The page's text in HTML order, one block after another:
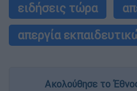
ειδήσεις τώρα
απεργία
Ακολούθησε το